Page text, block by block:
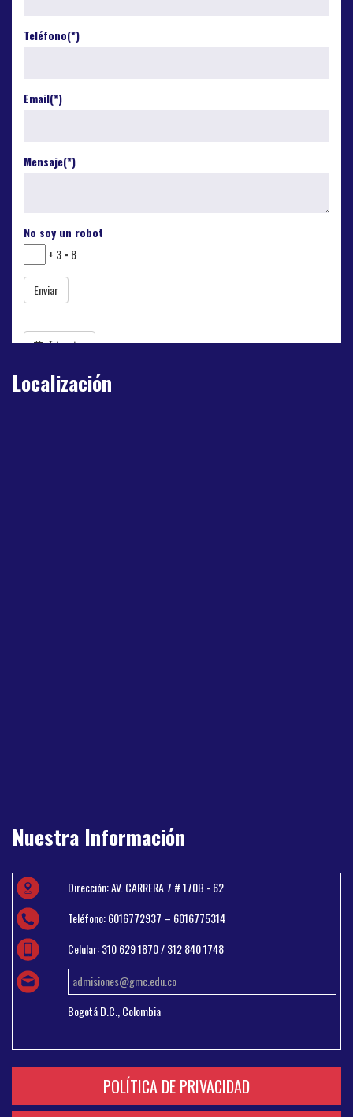
Localización
Nuestra Información
Dirección: AV. CARRERA 7 # 170B - 62
Teléfono: 6016772937 – 6016775314
Celular: 310 629 1870 / 312 840 1748
admisiones@gmc.edu.co
Bogotá D.C., Colombia
POLÍTICA DE PRIVACIDAD